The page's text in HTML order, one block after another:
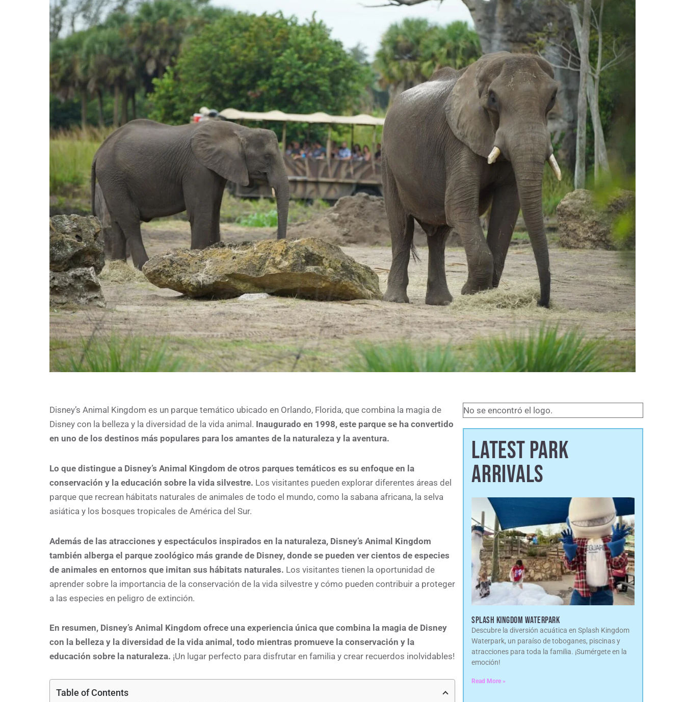
Disney’s Animal Kingdom es un parque temático ubicado en Orlando, Florida, que combina la magia de
Disney con la belleza y la diversidad de la vida animal. Inaugurado en 1998, este parque se ha convertido
en uno de los destinos más populares para los amantes de la naturaleza y la aventura.
Lo que distingue a Disney’s Animal Kingdom de otros parques temáticos es su enfoque en la
conservación y la educación sobre la vida silvestre. Los visitantes pueden explorar diferentes áreas del
parque que recrean hábitats naturales de animales de todo el mundo, como la sabana africana, la selva
asiática y los bosques tropicales de América del Sur.
Además de las atracciones y espectáculos inspirados en la naturaleza, Disney’s Animal Kingdom
también alberga el parque zoológico más grande de Disney, donde se pueden ver cientos de especies
de animales en entornos que imitan sus hábitats naturales. Los visitantes tienen la oportunidad de
aprender sobre la importancia de la conservación de la vida silvestre y cómo pueden contribuir a proteger
a las especies en peligro de extinción.
En resumen, Disney’s Animal Kingdom ofrece una experiencia única que combina la magia de Disney
con la belleza y la diversidad de la vida animal, todo mientras promueve la conservación y la
educación sobre la naturaleza. ¡Un lugar perfecto para disfrutar en familia y crear recuerdos inolvidables!
Table of Contents
No se encontró el logo.
LATEST PARK
ARRIVALS
SPLASH KINGDOM WATERPARK
Descubre la diversión acuática en Splash Kingdom
Waterpark, un paraíso de toboganes, piscinas y
atracciones para toda la familia. ¡Sumérgete en la
emoción!
Read More »